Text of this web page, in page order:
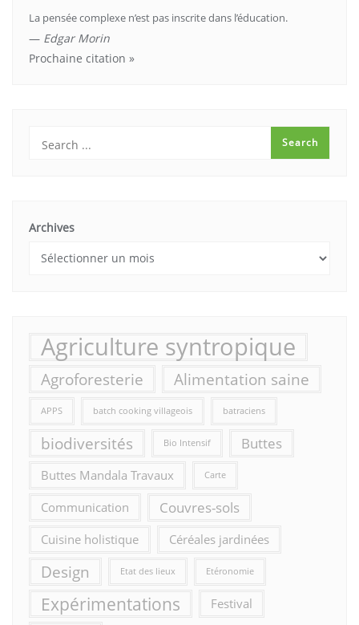
La pensée complexe n’est pas inscrite dans l’éducation.
— Edgar Morin
Prochaine citation »
Archives
Agriculture syntropique
Agroforesterie Alimentation saine
APPS batch cooking villageois batraciens
biodiversités Bio Intensif Buttes
Buttes Mandala Travaux Carte
Communication Couvres-sols
Cuisine holistique Céréales jardinées
Design Etat des lieux Etéronomie
Expérimentations Festival